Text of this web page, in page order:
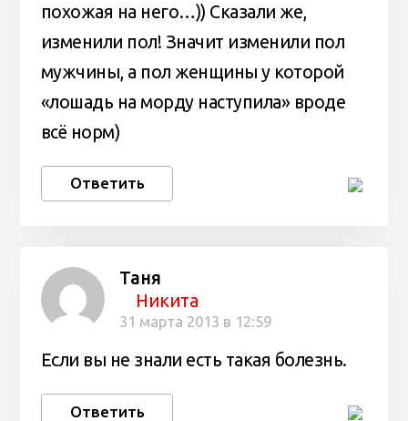
похожая на него…)) Сказали же,
изменили пол! Значит изменили пол
мужчины, а пол женщины у которой
«лошадь на морду наступила» вроде
всё норм)
Ответить
Таня
Никита
31 марта 2013 в 12:59
Если вы не знали есть такая болезнь.
Ответить